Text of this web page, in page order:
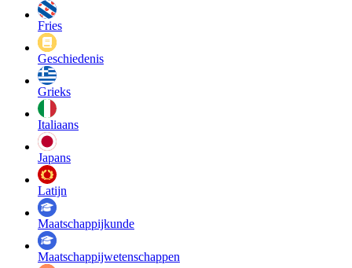
Fries
Geschiedenis
Grieks
Italiaans
Japans
Latijn
Maatschappij­kunde
Maatschappij­wetenschappen